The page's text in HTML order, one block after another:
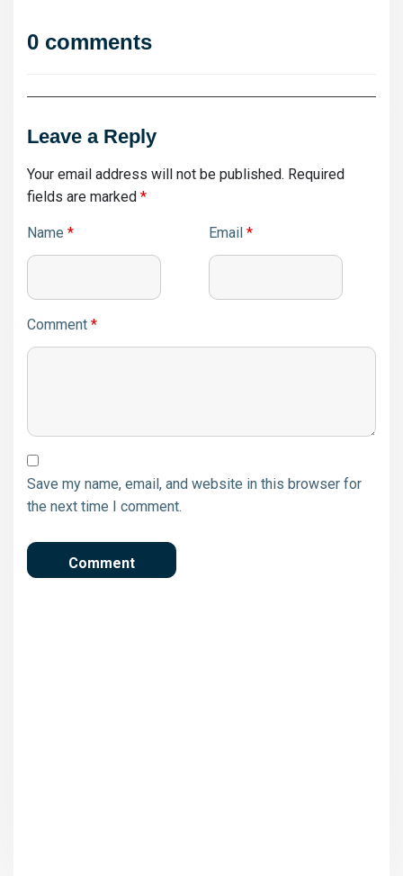
0 comments
Leave a Reply
Your email address will not be published. Required
fields are marked *
Name * Email *
Comment *
Save my name, email, and website in this browser for
the next time I comment.